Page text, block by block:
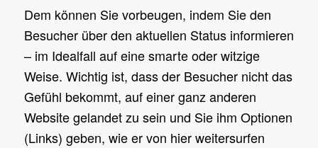
Dem können Sie vorbeugen, indem Sie den
Besucher über den aktuellen Status informieren
– im Idealfall auf eine smarte oder witzige
Weise. Wichtig ist, dass der Besucher nicht das
Gefühl bekommt, auf einer ganz anderen
Website gelandet zu sein und Sie ihm Optionen
(Links) geben, wie er von hier weitersurfen